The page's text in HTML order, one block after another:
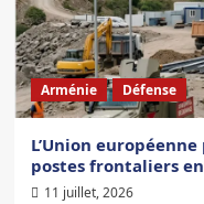
Arménie Défense
L’Union
postes frontaliers
11 juillet, 2026